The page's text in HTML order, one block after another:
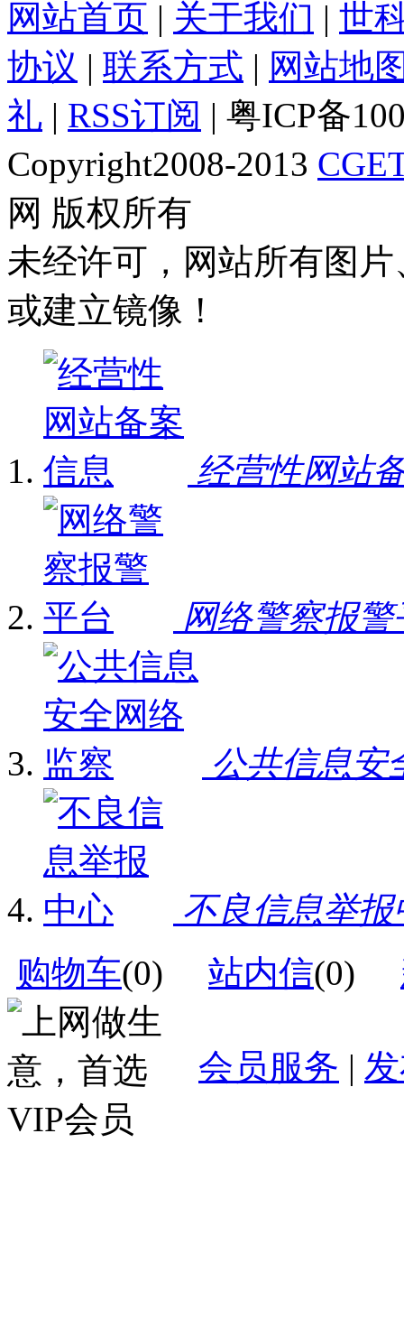
网站首页 | 关于我们 | 世
协议 | 联系方式 | 网站地
礼 | RSS订阅 | 粤ICP备
Copyright2008-2013
网 版权所有
未经许可，网站所有图
或建立镜像！
经营性网站
网络警察报警
公共信息安
不良信息举报
购物车(0) 站内信(0)
会员服务 |